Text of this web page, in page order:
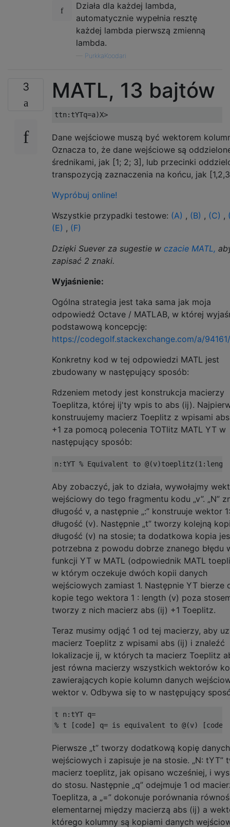
Działa dla każdej lambda,
automatycznie wypełnia resztę
każdej lambda pierwszą zmienną
lambda.
PurkkaKoodari
3 MATL, 13 bajtów
Dane wejściowe muszą być wektorem
Oznacza to, że dane wejściowe są
średnikami, jak [1; 2; 3], lub przecinki
transpozycją zaznaczenia na końcu, jak
Wypróbuj online!
Wszystkie przypadki testowe: (A) , (B) , (C) ,
(E) , (F)
Dzięki Suever za sugestie w czacie MATL,
zapisać 2 znaki.
Wyjaśnienie:
Ogólna strategia jest taka sama jak moja
odpowiedź Octave / MATLAB, w której
podstawową koncepcję:
https://codegolf.stackexchange.com/a/
Konkretny kod w tej odpowiedzi MATL jest
zbudowany w następujący sposób:
Rdzeniem metody jest konstrukcja macierzy
Toeplitza, której ij'ty wpis to abs (ij).
konstruujemy macierz Toeplitz z wpisami
+1 za pomocą polecenia TOTlitz MATL YT w
następujący sposób:
Aby zobaczyć, jak to działa, wywołajmy
wejściowy do tego fragmentu kodu „v”. „N”
długość v, a następnie „:” konstruuje wektor 1:
długość (v). Następnie „t” tworzy kolejną
długość (v) na stosie; ta dodatkowa kopia
potrzebna z powodu dobrze znanego błędu
funkcji YT w MATL (odpowiednik MATL
w którym oczekuje dwóch kopii danych
wejściowych zamiast 1. Następnie YT bierze
kopie tego wektora 1 : length (v) poza
tworzy z nich macierz abs (ij) +1 Toeplitz.
Teraz musimy odjąć 1 od tej macierzy, aby
macierz Toeplitz z wpisami abs (ij) i znaleźć
lokalizacje ij, w których ta macierz Toeplitz
jest równa macierzy wszystkich wektorów
zawierających kopie kolumn danych
wektor v. Odbywa się to w następujący
t n:tYT q=
Pierwsze „t” tworzy dodatkową kopię danych
wejściowych i zapisuje je na stosie. „N: tYT”
macierz toeplitz, jak opisano wcześniej, i
do stosu. Następnie „q” odejmuje 1 od
Toeplitza, a „=” dokonuje porównania
elementarnej między macierzą abs (ij) a
którego kolumny są kopiami danych